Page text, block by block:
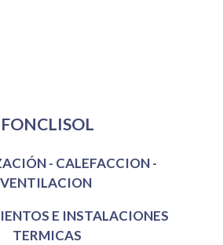
FONCLISOL
- CALEFACCION -
VENTILACION
E INSTALACIONES
TERMICAS